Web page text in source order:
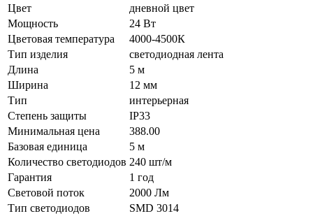
Цвет
дневной цвет
Мощность
24 Вт
Цветовая температура
4000-4500К
Тип изделия
светодиодная лента
Длина
5 м
Ширина
12 мм
Тип
интерьерная
Степень защиты
IP33
Минимальная цена
388.00
Базовая единица
5 м
Количество светодиодов 240 шт/м
Гарантия
1 год
Световой поток
2000 Лм
Тип светодиодов
SMD 3014